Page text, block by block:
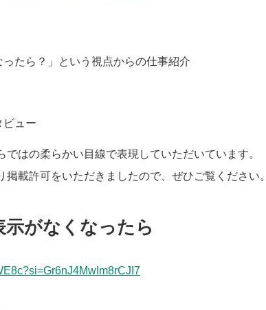
ったら？」という視点からの仕事紹介
ビュー
はの柔らかい目線で表現していただいています。
載許可をいただきましたので、ぜひご覧ください。
がなくなったら